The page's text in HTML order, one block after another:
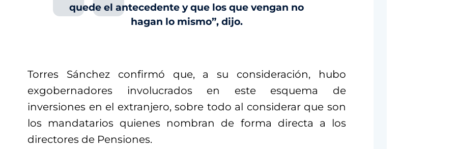
quede el antecedente y que los que vengan no
hagan lo mismo”, dijo.
Torres Sánchez confirmó que, a su consideración, hubo
exgobernadores involucrados en este esquema de
inversiones en el extranjero, sobre todo al considerar que son
los mandatarios quienes nombran de forma directa a los
directores de Pensiones.